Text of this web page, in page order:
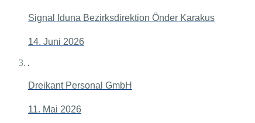
Signal Iduna Bezirksdirektion Önder Karakus
14. Juni 2026
Dreikant Personal GmbH
11. Mai 2026